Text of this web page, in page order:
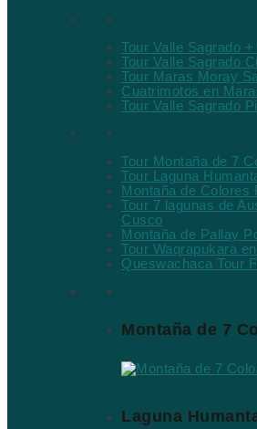
Tour Valle Sagrado
Tour Valle Sagrado
Tour Maras Moray
Cuatrimotos en
Tour Valle Sagrado
Tour Montaña de 7
Tour Laguna
Montaña de Colores
Tour 7 lagunas de
Cusco
Montaña de Pallay
Tour Waqrapukara
Queswachaca Tour
Montaña de 7
Laguna